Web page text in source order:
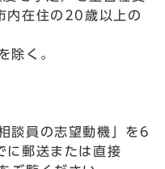
内在住の20歳以上の
除く。
談員の志望動機」を6
に郵送または直接